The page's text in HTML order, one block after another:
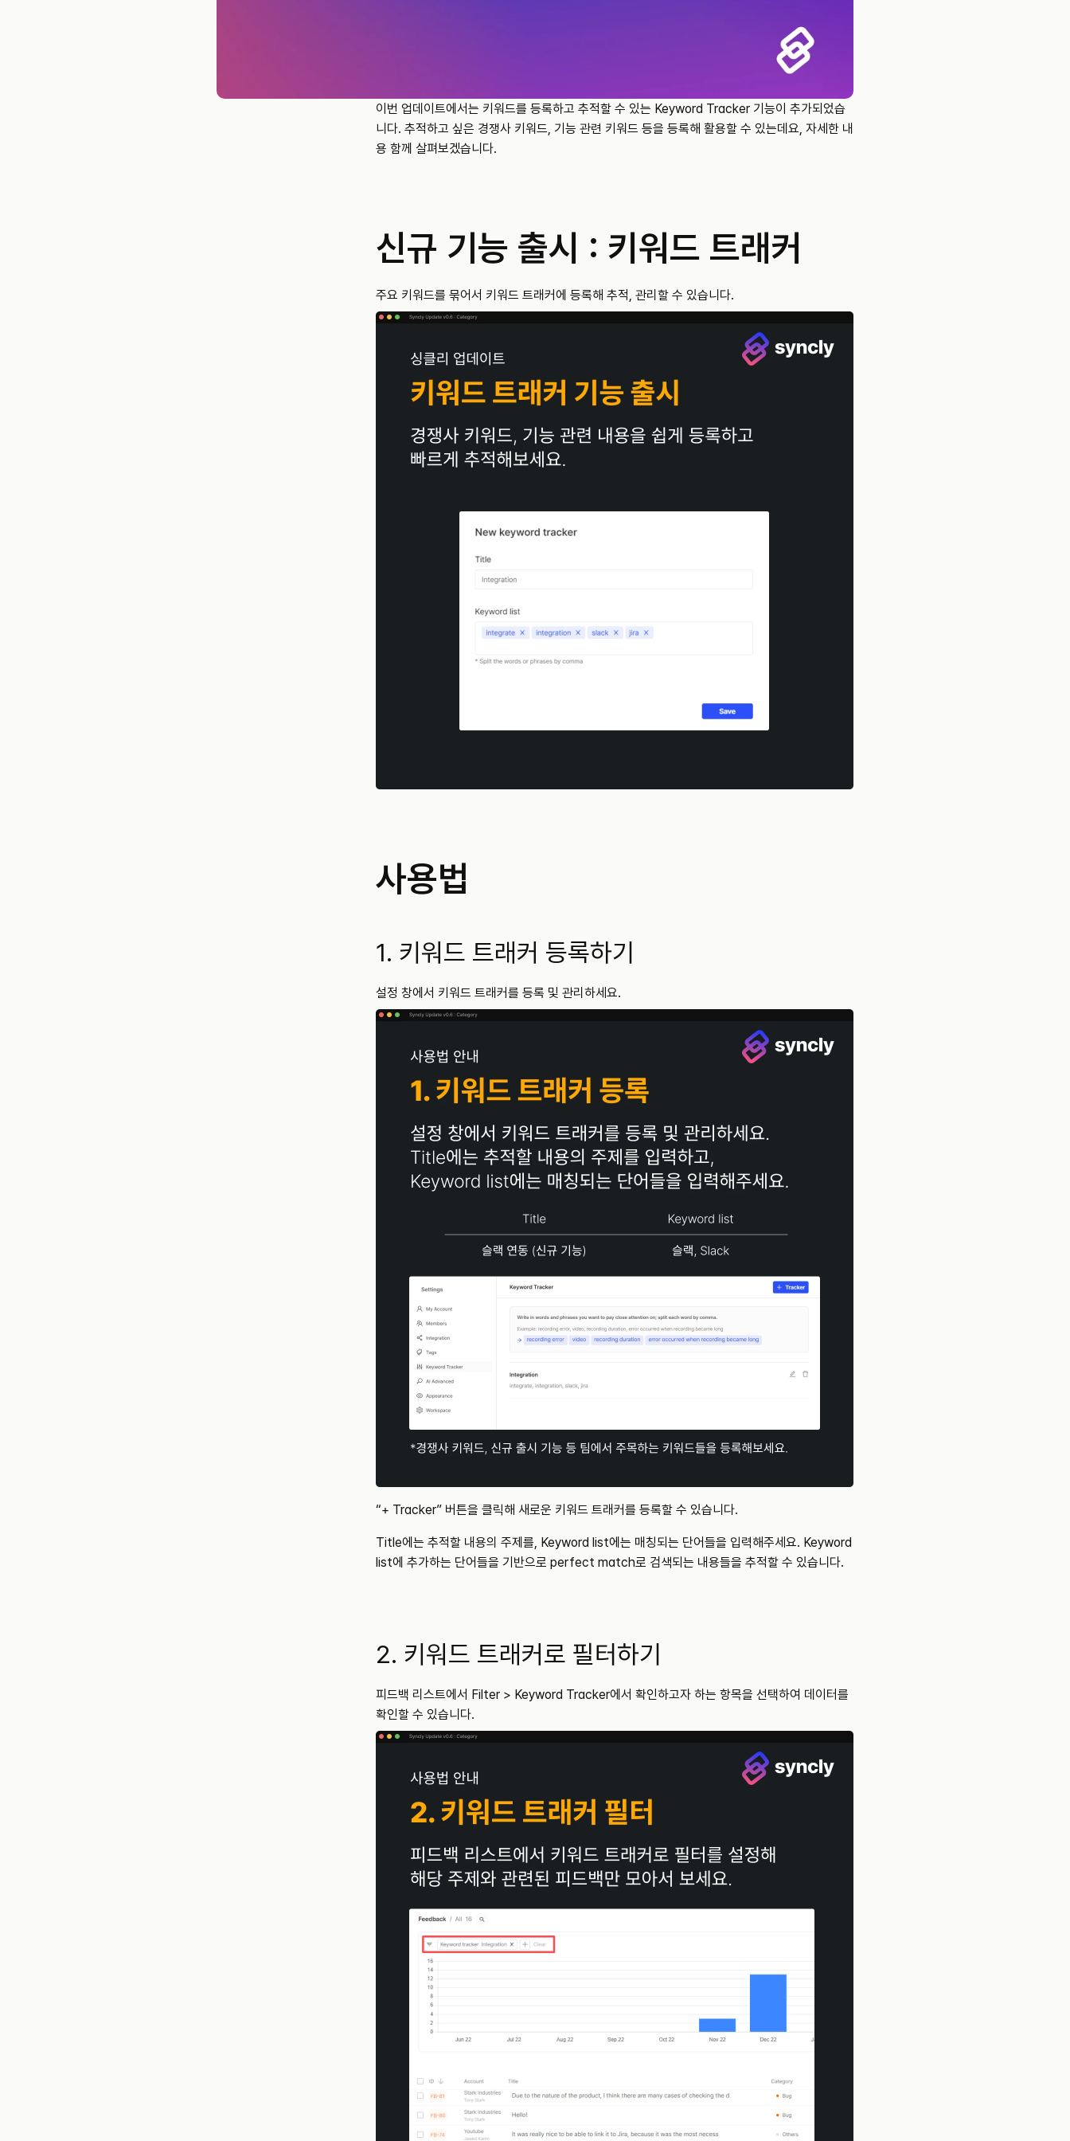
이번 업데이트에서는 키워드를 등록하고 추적할 수 있는 Keyword Tracker 기능이 추가되었습
니다. 추적하고 싶은 경쟁사 키워드, 기능 관련 키워드 등을 등록해 활용할 수 있는데요, 자세한 내
용 함께 살펴보겠습니다.
신규 기능 출시 : 키워드 트래커
주요 키워드를 묶어서 키워드 트래커에 등록해 추적, 관리할 수 있습니다.
사용법
1. 키워드 트래커 등록하기
설정 창에서 키워드 트래커를 등록 및 관리하세요.
“+ Tracker” 버튼을 클릭해 새로운 키워드 트래커를 등록할 수 있습니다.
Title에는 추적할 내용의 주제를, Keyword list에는 매칭되는 단어들을 입력해주세요. Keyword
list에 추가하는 단어들을 기반으로 perfect match로 검색되는 내용들을 추적할 수 있습니다.
2. 키워드 트래커로 필터하기
피드백 리스트에서 Filter > Keyword Tracker에서 확인하고자 하는 항목을 선택하여 데이터를
확인할 수 있습니다.